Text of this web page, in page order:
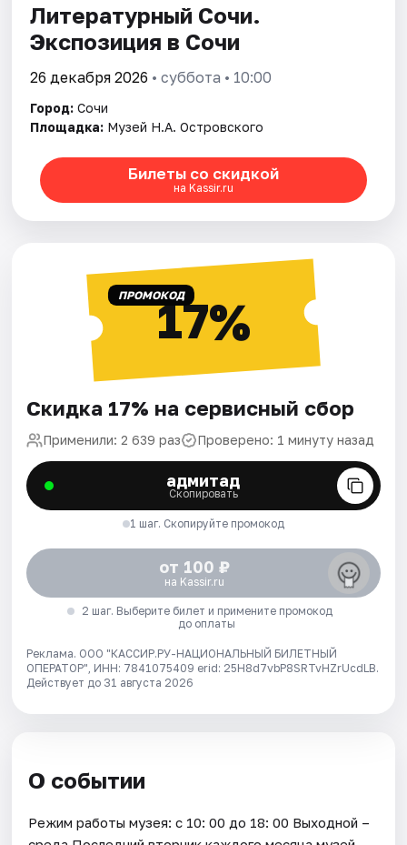
Литературный Сочи.
Экспозиция в Сочи
26 декабря 2026 • суббота • 10:00
Город: Сочи
Площадка: Музей Н.А. Островского
Билеты со скидкой
на Kassir.ru
ПРОМОКОД17%
Скидка 17% на сервисный сбор
Применили: 2 639 раз Проверено: 1 минуту назад
адмитад
Скопировать
1 шаг. Скопируйте промокод
от 100 ₽
на Kassir.ru
2 шаг. Выберите билет и примените промокод
до оплаты
Реклама. ООО "КАССИР.РУ-НАЦИОНАЛЬНЫЙ БИЛЕТНЫЙ
ОПЕРАТОР", ИНН: 7841075409 erid: 25H8d7vbP8SRTvHZrUcdLB.
Действует до 31 августа 2026
О событии
Режим работы музея: с 10: 00 до 18: 00 Выходной –